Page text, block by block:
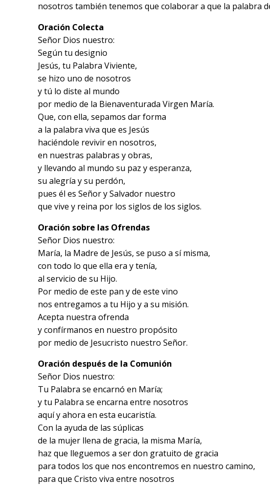
nosotros también tenemos que colaborar a que la palabra
Oración Colecta
Señor Dios nuestro:
Según tu designio
Jesús, tu Palabra Viviente,
se hizo uno de nosotros
y tú lo diste al mundo
por medio de la Bienaventurada Virgen María.
Que, con ella, sepamos dar forma
a la palabra viva que es Jesús
haciéndole revivir en nosotros,
en nuestras palabras y obras,
y llevando al mundo su paz y esperanza,
su alegría y su perdón,
pues él es Señor y Salvador nuestro
que vive y reina por los siglos de los siglos.
Oración sobre las Ofrendas
Señor Dios nuestro:
María, la Madre de Jesús, se puso a sí misma,
con todo lo que ella era y tenía,
al servicio de su Hijo.
Por medio de este pan y de este vino
nos entregamos a tu Hijo y a su misión.
Acepta nuestra ofrenda
y confírmanos en nuestro propósito
por medio de Jesucristo nuestro Señor.
Oración después de la Comunión
Señor Dios nuestro:
Tu Palabra se encarnó en María;
y tu Palabra se encarna entre nosotros
aquí y ahora en esta eucaristía.
Con la ayuda de las súplicas
de la mujer llena de gracia, la misma María,
haz que lleguemos a ser don gratuito de gracia
para todos los que nos encontremos en nuestro camino,
para que Cristo viva entre nosotros